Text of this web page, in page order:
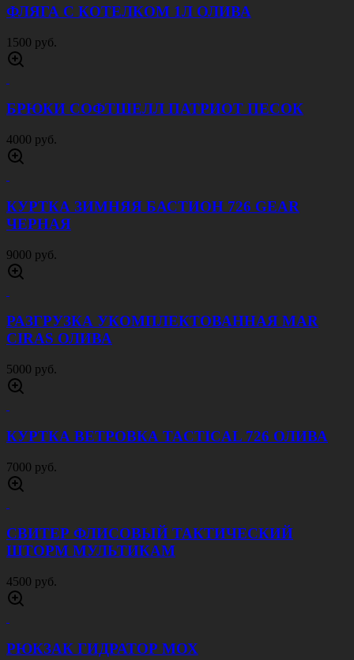
ФЛЯГА С КОТЕЛКОМ 1Л ОЛИВА
1500 руб.
БРЮКИ СОФТШЕЛЛ ПАТРИОТ ПЕСОК
4000 руб.
КУРТКА ЗИМНЯЯ БАСТИОН 726 GEAR
ЧЕРНАЯ
9000 руб.
РАЗГРУЗКА УКОМПЛЕКТОВАННАЯ MAR
CIRAS ОЛИВА
5000 руб.
КУРТКА ВЕТРОВКА TACTICAL 726 ОЛИВА
7000 руб.
СВИТЕР ФЛИСОВЫЙ ТАКТИЧЕСКИЙ
ШТОРМ МУЛЬТИКАМ
4500 руб.
РЮКЗАК ГИДРАТОР МОХ